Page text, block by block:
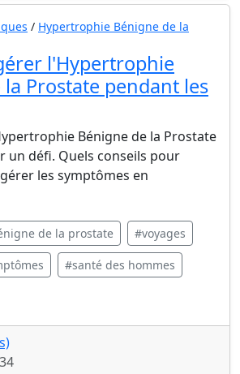
/ Hypertrophie Bénigne de la
l'Hypertrophie
Prostate pendant les
Bénigne de la Prostate
un défi. Quels conseils pour
les symptômes en
de la prostate #voyages
#santé des hommes